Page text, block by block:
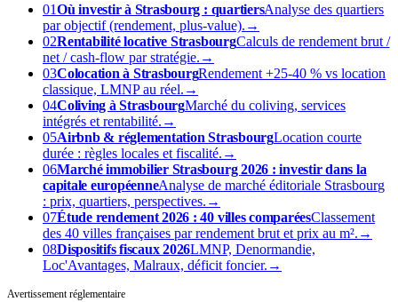
01Où investir à Strasbourg : quartiersAnalyse des quartiers
par objectif (rendement, plus-value). →
02Rentabilité locative StrasbourgCalculs de rendement brut /
net / cash-flow par stratégie. →
03Colocation à StrasbourgRendement +25-40 % vs location
classique, LMNP au réel. →
04Coliving à StrasbourgMarché du coliving, services
intégrés et rentabilité. →
05Airbnb & réglementation StrasbourgLocation courte
durée : règles locales et fiscalité. →
06Marché immobilier Strasbourg 2026 : investir dans la
capitale européenneAnalyse de marché éditoriale Strasbourg
: prix, quartiers, perspectives. →
07Étude rendement 2026 : 40 villes comparéesClassement
des 40 villes françaises par rendement brut et prix au m². →
08Dispositifs fiscaux 2026LMNP, Denormandie,
Loc'Avantages, Malraux, déficit foncier. →
Avertissement réglementaire